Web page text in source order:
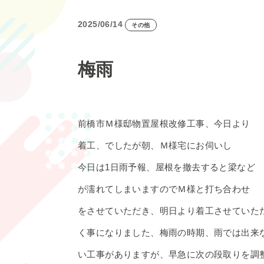
2025/06/14 その他
梅雨
前橋市Ｍ様邸物置屋根改修工事、今日より
着工、でしたが朝、Ｍ様宅にお伺いし
今日は1日雨予報、屋根を撤去すると梁など
が濡れてしまいますのでＭ様と打ち合わせ
をさせていただき、明日より着工させていた
く事になりました、梅雨の時期、雨では出来
い工事がありますが、早急に次の段取りを調